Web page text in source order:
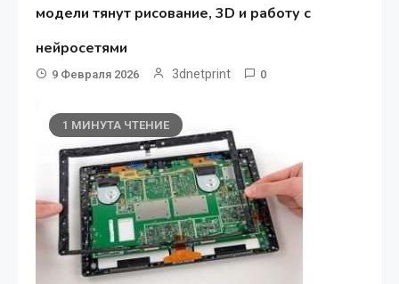
модели тянут рисование, 3D и работу с
нейросетями
9 Февраля 2026 3dnetprint 0
1 МИНУТА ЧТЕНИЕ